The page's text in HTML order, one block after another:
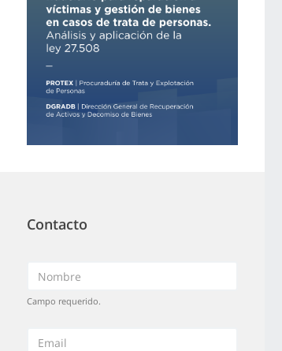
Contacto
Campo requerido.